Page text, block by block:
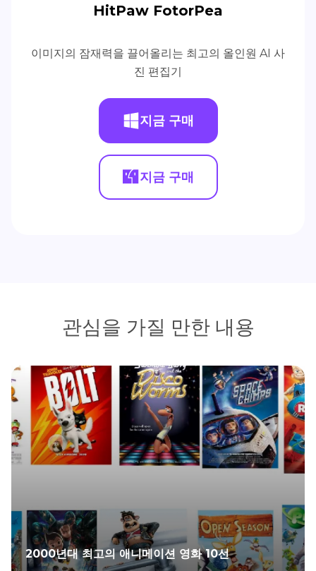
HitPaw FotorPea
이미지의 잠재력을 끌어올리는 최고의 올인원 AI 사
진 편집기
지금 구매
지금 구매
관심을 가질 만한 내용
2000년대 최고의 애니메이션 영화 10선